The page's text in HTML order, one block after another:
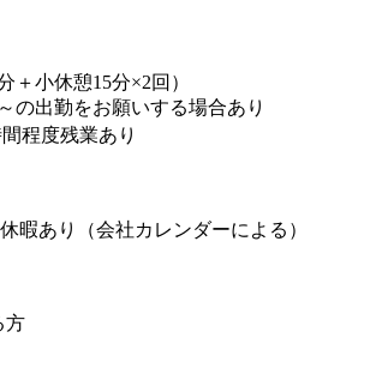
＋小休憩15分×2回）
の出勤をお願いする場合あり
程度残業あり
暇あり（会社カレンダーによる）
方